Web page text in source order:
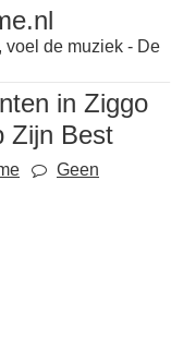
de muziek - De
in Ziggo
Zijn Best
Geen